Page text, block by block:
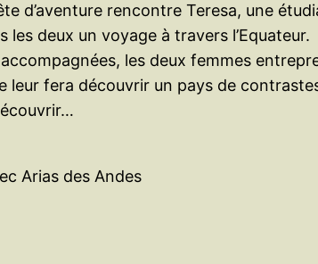
d’aventure rencontre Teresa, une
deux un voyage à travers l’Equateur.
les deux femmes
fera découvrir un pays de
Arias des Andes